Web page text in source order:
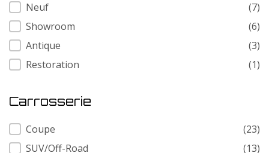
Neuf
(7)
Showroom
(6)
Antique
(3)
Restoration
(1)
Carrosserie
Carrosserie
Coupe
(23)
SUV/Off-Road
(13)